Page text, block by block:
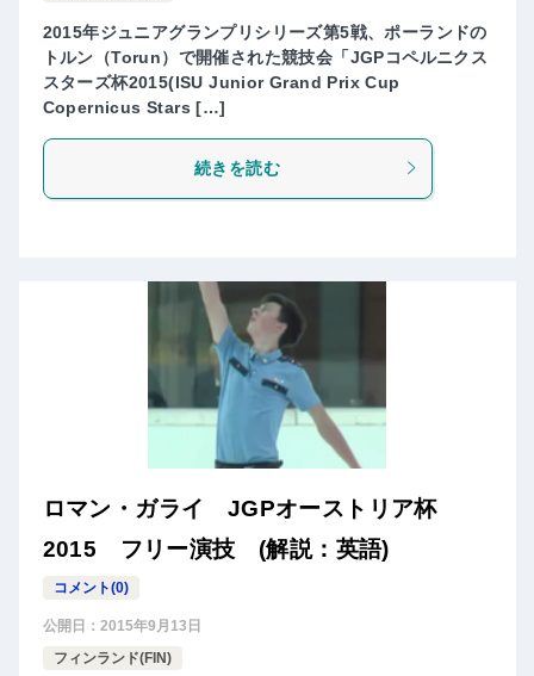
2015年ジュニアグランプリシリーズ第5戦、ポーランドの
トルン（Torun）で開催された競技会「JGPコペルニクス
スターズ杯2015(ISU Junior Grand Prix Cup
Copernicus Stars […]
続きを読む
ロマン・ガライ JGPオーストリア杯
2015 フリー演技 (解説：英語)
コメント(0)
公開日： 2015年9月13日
フィンランド(FIN)